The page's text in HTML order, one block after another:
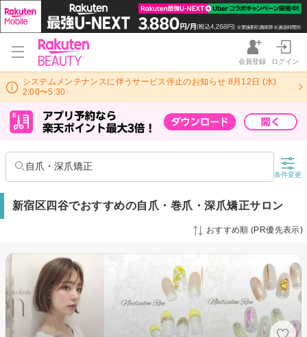
会員登録 ログイン
システムメンテナンスに伴うサービス停止のお知らせ 8月12日 (水)
2:00〜5:30
自爪・深爪矯正
条件変更
新宿区四谷でおすすめの自爪・巻爪・深爪矯正サロン
おすすめ順 (PR優先表示)